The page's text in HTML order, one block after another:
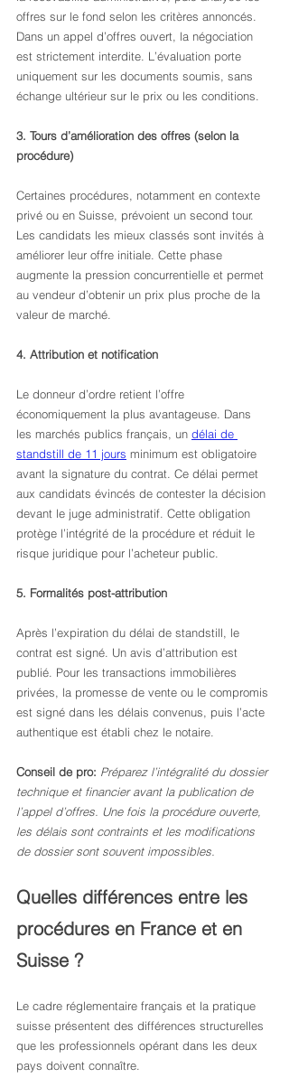
offres sur le fond selon les critères annoncés.
Dans un appel d’offres ouvert, la négociation
est strictement interdite. L’évaluation porte
uniquement sur les documents soumis, sans
échange ultérieur sur le prix ou les conditions.
3. Tours d’amélioration des offres (selon la
procédure)
Certaines procédures, notamment en contexte
privé ou en Suisse, prévoient un second tour.
Les candidats les mieux classés sont invités à
améliorer leur offre initiale. Cette phase
augmente la pression concurrentielle et permet
au vendeur d’obtenir un prix plus proche de la
valeur de marché.
4. Attribution et notification
Le donneur d’ordre retient l’offre
économiquement la plus avantageuse. Dans
les marchés publics français, un délai de
standstill de 11 jours minimum est obligatoire
avant la signature du contrat. Ce délai permet
aux candidats évincés de contester la décision
devant le juge administratif. Cette obligation
protège l’intégrité de la procédure et réduit le
risque juridique pour l’acheteur public.
5. Formalités post-attribution
Après l’expiration du délai de standstill, le
contrat est signé. Un avis d’attribution est
publié. Pour les transactions immobilières
privées, la promesse de vente ou le compromis
est signé dans les délais convenus, puis l’acte
authentique est établi chez le notaire.
Conseil de pro: Préparez l’intégralité du dossier
technique et financier avant la publication de
l’appel d’offres. Une fois la procédure ouverte,
les délais sont contraints et les modifications
de dossier sont souvent impossibles.
Quelles différences entre les
procédures en France et en
Suisse ?
Le cadre réglementaire français et la pratique
suisse présentent des différences structurelles
que les professionnels opérant dans les deux
pays doivent connaître.